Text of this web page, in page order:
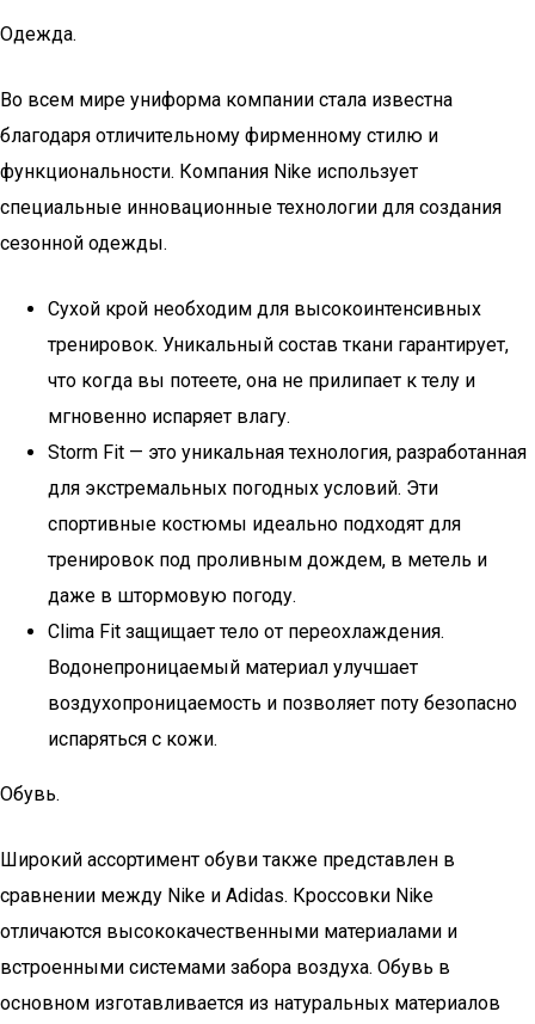
Одежда.
Во всем мире униформа компании стала известна
благодаря отличительному фирменному стилю и
функциональности. Компания Nike использует
специальные инновационные технологии для создания
сезонной одежды.
Сухой крой необходим для высокоинтенсивных
тренировок. Уникальный состав ткани гарантирует,
что когда вы потеете, она не прилипает к телу и
мгновенно испаряет влагу.
Storm Fit — это уникальная технология, разработанная
для экстремальных погодных условий. Эти
спортивные костюмы идеально подходят для
тренировок под проливным дождем, в метель и
даже в штормовую погоду.
Clima Fit защищает тело от переохлаждения.
Водонепроницаемый материал улучшает
воздухопроницаемость и позволяет поту безопасно
испаряться с кожи.
Обувь.
Широкий ассортимент обуви также представлен в
сравнении между Nike и Adidas. Кроссовки Nike
отличаются высококачественными материалами и
встроенными системами забора воздуха. Обувь в
основном изготавливается из натуральных материалов